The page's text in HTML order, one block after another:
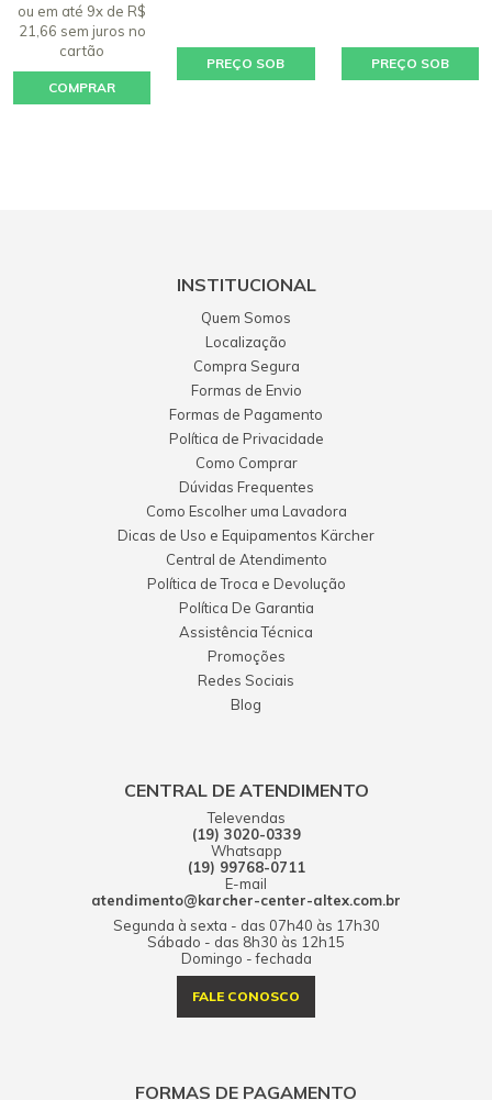
ou em até 9x de R$
21,66 sem juros no
cartão
COMPRAR
PREÇO SOB
PREÇO SOB
INSTITUCIONAL
Quem Somos
Localização
Compra Segura
Formas de Envio
Formas de Pagamento
Política de Privacidade
Como Comprar
Dúvidas Frequentes
Como Escolher uma Lavadora
Dicas de Uso e Equipamentos Kärcher
Central de Atendimento
Política de Troca e Devolução
Política De Garantia
Assistência Técnica
Promoções
Redes Sociais
Blog
CENTRAL DE ATENDIMENTO
Televendas
(19) 3020-0339
Whatsapp
(19) 99768-0711
E-mail
atendimento@karcher-center-altex.com.br
Segunda à sexta - das 07h40 às 17h30
Sábado - das 8h30 às 12h15
Domingo - fechada
FALE CONOSCO
FORMAS DE PAGAMENTO